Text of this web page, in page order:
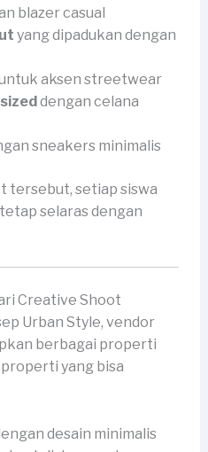
blazer casual
yang dipadukan dengan
aksen streetwear
dengan celana
sneakers minimalis
tersebut, setiap siswa
selaras dengan
Creative Shoot
Urban Style, vendor
berbagai properti
yang bisa
desain minimalis